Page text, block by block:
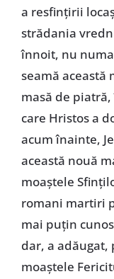
a resfințirii
strădania
înnoit, nu
seamă această
masă de
care Hristos a
acum înainte,
această nouă
moaștele
romani martiri
mai puțin
dar, a
moaștele